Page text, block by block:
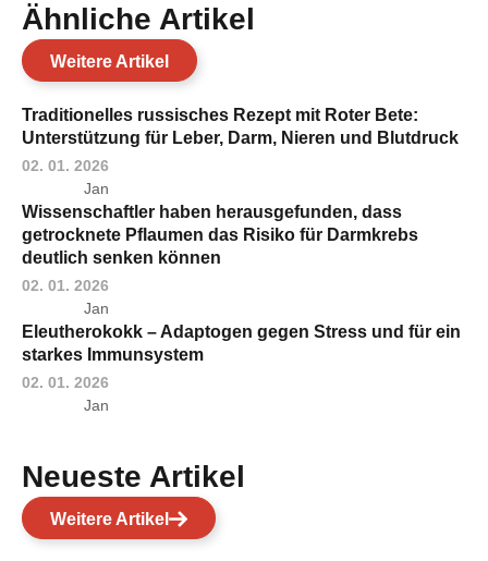
Ähnliche Artikel
Weitere Artikel
Traditionelles russisches Rezept mit Roter Bete:
Unterstützung für Leber, Darm, Nieren und Blutdruck
02. 01. 2026
Jan
Wissenschaftler haben herausgefunden, dass
getrocknete Pflaumen das Risiko für Darmkrebs
deutlich senken können
02. 01. 2026
Jan
Eleutherokokk – Adaptogen gegen Stress und für ein
starkes Immunsystem
02. 01. 2026
Jan
Neueste Artikel
Weitere Artikel